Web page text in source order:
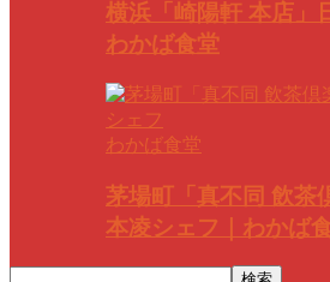
横浜「崎陽軒 本店」
わかば食堂
わかば食堂
茅場町「真不同 飲茶
本凌シェフ｜わかば